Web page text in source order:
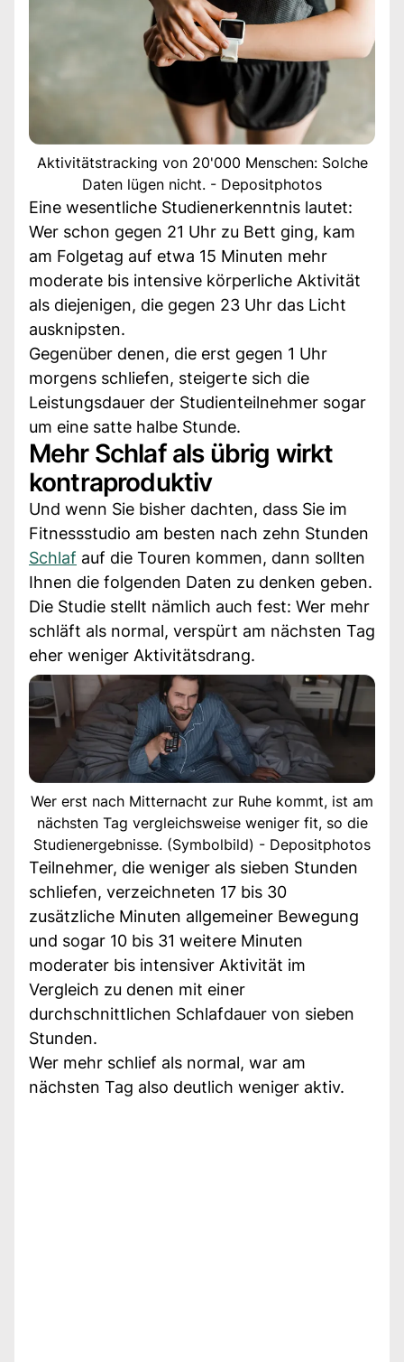
Aktivitätstracking von 20'000 Menschen: Solche
Daten lügen nicht. - Depositphotos
Eine wesentliche Studienerkenntnis lautet:
Wer schon gegen 21 Uhr zu Bett ging, kam
am Folgetag auf etwa 15 Minuten mehr
moderate bis intensive körperliche Aktivität
als diejenigen, die gegen 23 Uhr das Licht
ausknipsten.
Gegenüber denen, die erst gegen 1 Uhr
morgens schliefen, steigerte sich die
Leistungsdauer der Studienteilnehmer sogar
um eine satte halbe Stunde.
Mehr Schlaf als übrig wirkt
kontraproduktiv
Und wenn Sie bisher dachten, dass Sie im
Fitnessstudio am besten nach zehn Stunden
Schlaf auf die Touren kommen, dann sollten
Ihnen die folgenden Daten zu denken geben.
Die Studie stellt nämlich auch fest: Wer mehr
schläft als normal, verspürt am nächsten Tag
eher weniger Aktivitätsdrang.
Wer erst nach Mitternacht zur Ruhe kommt, ist am
nächsten Tag vergleichsweise weniger fit, so die
Studienergebnisse. (Symbolbild) - Depositphotos
Teilnehmer, die weniger als sieben Stunden
schliefen, verzeichneten 17 bis 30
zusätzliche Minuten allgemeiner Bewegung
und sogar 10 bis 31 weitere Minuten
moderater bis intensiver Aktivität im
Vergleich zu denen mit einer
durchschnittlichen Schlafdauer von sieben
Stunden.
Wer mehr schlief als normal, war am
nächsten Tag also deutlich weniger aktiv.